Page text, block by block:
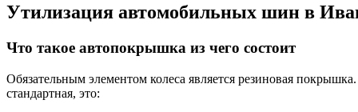
Утилизация автомобильных шин в
Что такое автопокрышка из чего состоит
Обязательным элементом колеса является резиновая
стандартная, это: